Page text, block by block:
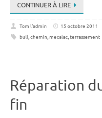
CONTINUER À LIRE
Tom l'admin 15 octobre 2011
bull,chemin,mecalac,terrassement
Réparation
fin